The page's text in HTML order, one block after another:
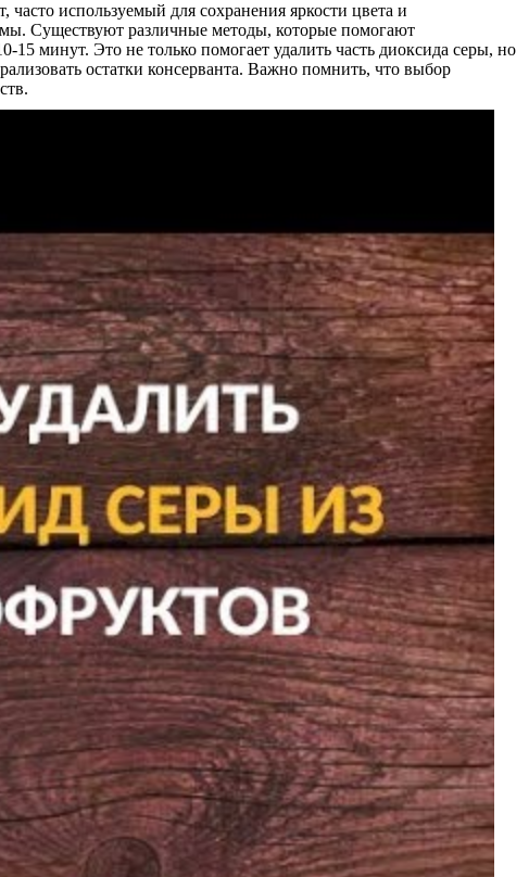
используемый для сохранения яркости цвета и
Существуют различные методы, которые помогают
минут. Это не только помогает удалить часть диоксида серы, но
остатки консерванта. Важно помнить, что выбор